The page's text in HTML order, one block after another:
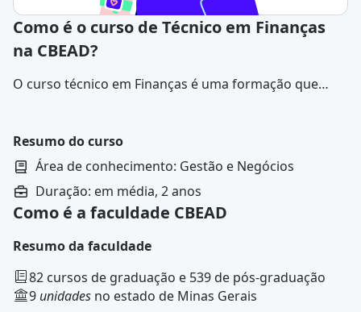
Como é o curso de Técnico em Finanças
na CBEAD?
O curso técnico em Finanças é uma formação que
gestão. O programa combina conhecimentos teóricos
com habilidades práticas, estimulando competências
para a condução de operações financeiras e
administrativas.
Resumo do curso
Área de conhecimento: Gestão e Negócios
Duração: em média, 2 anos
Como é a faculdade CBEAD
Resumo da faculdade
82 cursos de graduação e 539 de pós-graduação
9 unidades no estado de Minas Gerais